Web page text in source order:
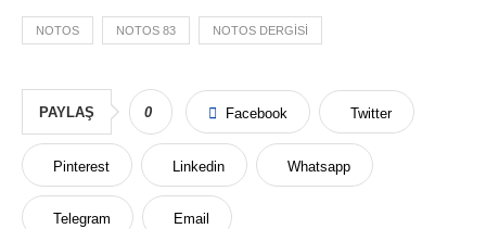
NOTOS NOTOS 83 NOTOS DERGISI
PAYLAŞ 0 Facebook Twitter
Pinterest Linkedin Whatsapp
Telegram Email